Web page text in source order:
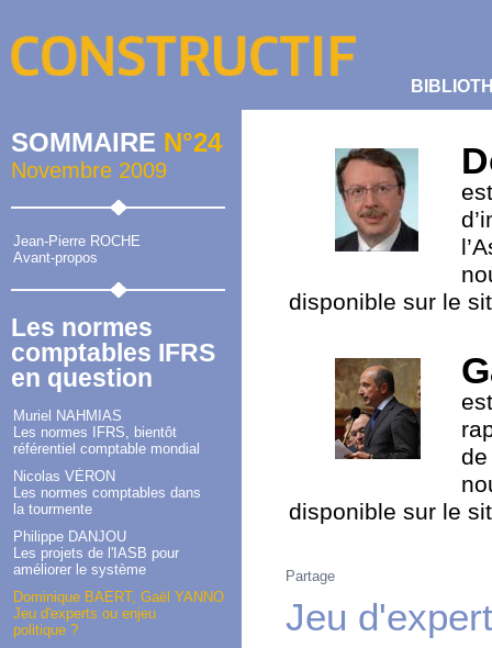
SOMMAIRE N°24
Novembre 2009
Jean-Pierre ROCHE
Avant-propos
Les normes
comptables IFRS
en question
Muriel NAHMIAS
Les normes IFRS, bientôt
référentiel comptable mondial
Nicolas VÉRON
Les normes comptables dans
la tourmente
Philippe DANJOU
Les projets de l'IASB pour
améliorer le système
Dominique BAERT, Gaël YANNO
Jeu d'experts ou enjeu
politique ?
disponible sur le
disponible sur le
Partage
Jeu